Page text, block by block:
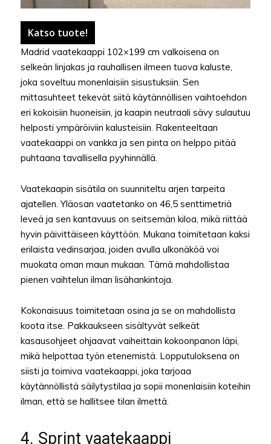
Katso tuote!
Madrid vaatekaappi 102×199 cm valkoisena on
selkeän linjakas ja rauhallisen ilmeen tuova kaluste,
joka soveltuu monenlaisiin sisustuksiin. Sen
mittasuhteet tekevät siitä käytännöllisen vaihtoehdon
eri kokoisiin huoneisiin, ja kaapin neutraali sävy sulautuu
helposti ympäröiviin kalusteisiin. Rakenteeltaan
vaatekaappi on vankka ja sen pinta on helppo pitää
puhtaana tavallisella pyyhinnällä.
Vaatekaapin sisätila on suunniteltu arjen tarpeita
ajatellen. Yläosan vaatetanko on 46,5 senttimetriä
leveä ja sen kantavuus on seitsemän kiloa, mikä riittää
hyvin päivittäiseen käyttöön. Mukana toimitetaan kaksi
erilaista vedinsarjaa, joiden avulla ulkonäköä voi
muokata oman maun mukaan. Tämä mahdollistaa
pienen vaihtelun ilman lisähankintoja.
Kokonaisuus toimitetaan osina ja se on mahdollista
koota itse. Pakkaukseen sisältyvät selkeät
kasausohjeet ohjaavat vaiheittain kokoonpanon läpi,
mikä helpottaa työn etenemistä. Lopputuloksena on
siisti ja toimiva vaatekaappi, joka tarjoaa
käytännöllistä säilytystilaa ja sopii monenlaisiin koteihin
ilman, että se hallitsee tilan ilmettä.
4. Sprint vaatekaappi